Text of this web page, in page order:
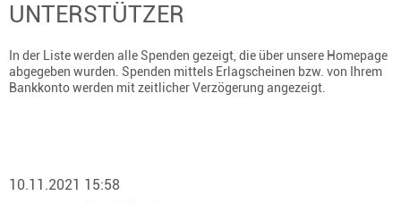
UNTERSTÜTZER
In der Liste werden alle Spenden gezeigt, die über unsere Homepage
abgegeben wurden. Spenden mittels Erlagscheinen bzw. von Ihrem
Bankkonto werden mit zeitlicher Verzögerung angezeigt.
10.11.2021 15:58